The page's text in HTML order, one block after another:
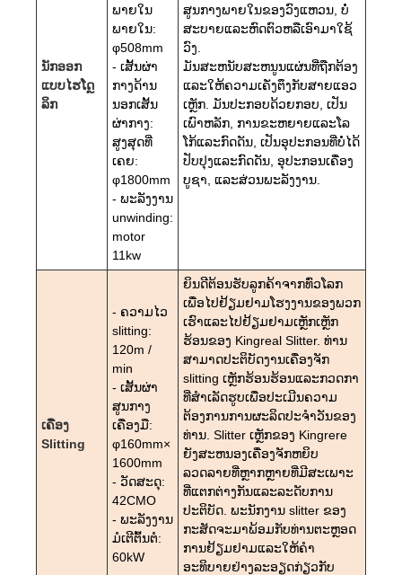
ນັກອອກ
ແບບໄຮໂດຼ
ລິກ
ພາຍໃນ
ພາຍໃນ:
φ508mm
- ເສັ້ນຜ່າ
ກາງດ້ານ
ນອກເສັ້ນ
ຜ່າກາງ:
ສູງສຸດທີ່
ເຄຍ:
φ1800mm
- ພະລັງງານ
unwinding:
motor
11kw
ສູນກາງພາຍໃນຂອງວົງແຫວນ, ບໍ່
ສະບາຍແລະຫົດຕົວຫລືເອົາມາໃຊ້
ວົງ.
ມັນສະຫນັບສະຫນູນແຜ່ນທີ່ຖືກຕ້ອງ
ແລະໃຫ້ຄວາມເຄັ່ງຕຶງກັບສາຍແອວ
ເຫຼັກ. ມັນປະກອບດ້ວຍກອບ, ເປັນ
ເພົາຫລັກ, ການຂະຫຍາຍແລະໂລ
ໂກ້ແລະກົດດັນ, ເປັນອຸປະກອນທີ່ບໍ່ໄດ້
ປັບປຸງແລະກົດດັນ, ອຸປະກອນເຄື່ອງ
ບູຊາ, ແລະສ່ວນພະລັງງານ.
ເຄື່ອງ
Slitting
- ຄວາມໄວ
slitting:
120m /
min
- ເສັ້ນຜ່າ
ສູນກາງ
ເຄື່ອງມື:
φ160mm×
1600mm
- ວັດສະດຸ:
42CMO
- ພະລັງງານ
ມໍເຕີຕົ້ນຕໍ:
60kW
ຍິນດີຕ້ອນຮັບລູກຄ້າຈາກທົ່ວໂລກ
ເພື່ອໄປຢ້ຽມຢາມໂຮງງານຂອງພວກ
ເຮົາແລະໄປຢ້ຽມຢາມເຫຼັກເຫຼັກ
ຮ້ອນຂອງ Kingreal Slitter. ທ່ານ
ສາມາດປະຕິບັດງານເຄື່ອງຈັກ
slitting ເຫຼັກຮ້ອນຮ້ອນແລະກວດກາ
ທີ່ສໍາເລັດຮູບເພື່ອປະເມີນຄວາມ
ຕ້ອງການການຜະລິດປະຈໍາວັນຂອງ
ທ່ານ. Slitter ເຫຼັກຂອງ Kingrere
ຍັງສະຫນອງເຄື່ອງຈັກຫຍິບ
ລວດລາຍທີ່ຫຼາກຫຼາຍທີ່ມີສະເພາະ
ທີ່ແຕກຕ່າງກັນແລະລະດັບການ
ປະຕິບັດ. ພະນັກງານ slitter ຂອງ
ກະສັດຈະມາພ້ອມກັບທ່ານຕະຫຼອດ
ການຢ້ຽມຢາມແລະໃຫ້ຄໍາ
ອະທິບາຍຢ່າງລະອຽດກ່ຽວກັບ